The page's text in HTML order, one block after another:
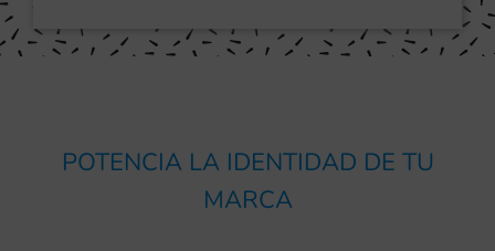
POTENCIA LA IDENTIDAD DE TU
MARCA